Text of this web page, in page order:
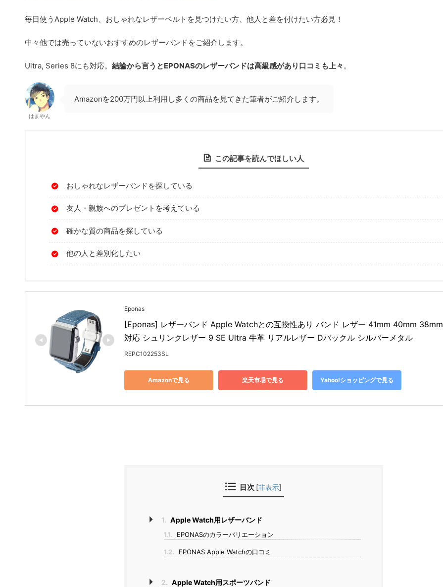
毎日使うApple Watch、おしゃれなレザーベルトを見つけたい方、他人と差を付けたい方必見！
中々他では売っていないおすすめのレザーバンドをご紹介します。
Ultra, Series 8にも対応。 結論から言うとEPONASのレザーバンドは高級感があり口コミも上々。
はまやん
Amazonを200万円以上利用し多くの商品を見てきた筆者がご紹介します。
この記事を読んでほしい人
おしゃれなレザーバンドを探している
友人・親族へのプレゼントを考えている
確かな質の商品を探している
他の人と差別化したい
Eponas
[Eponas] レザーバンド Apple Watchとの互換性あり バンド レザー 41mm 40mm 38mm
対応 シュリンクレザー 9 SE Ultra 牛革 リアルレザー Dバックル シルバーメタル
REPC102253SL
Amazonで見る 楽天市場で見る Yahoo!ショッピングで見る
目次 [非表示]
1. Apple Watch用レザーバンド
1.1. EPONASのカラーバリエーション
1.2. EPONAS Apple Watchの口コミ
2. Apple Watch用スポーツバンド